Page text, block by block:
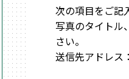
次の項目をご記
写真のタイトル
さい。
送信先アドレス：